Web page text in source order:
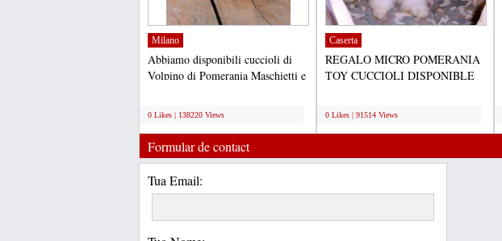
Milano
Abbiamo disponibili cuccioli di
Volpino di Pomerania Maschietti e
0 Likes | 138220 Views
Caserta
REGALO MICRO POMERANIA
TOY CUCCIOLI DISPONIBLE
0 Likes | 91514 Views
Formular de contact
Tua Email: